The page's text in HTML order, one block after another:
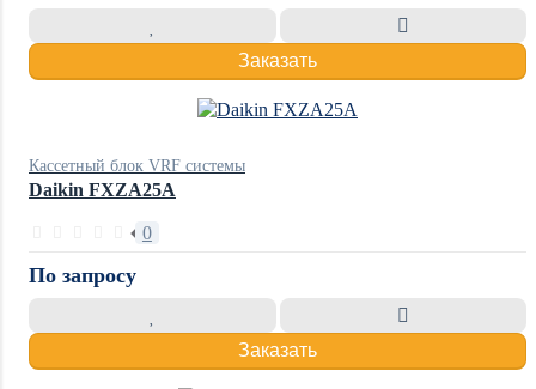
Заказать
Кассетный блок VRF системы
Daikin FXZA25A
0
По запросу
Заказать